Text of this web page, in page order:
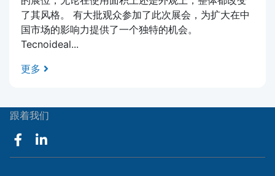
了其风格。 有大批观众参加了此次展会，为扩大在中
国市场的影响力提供了一个独特的机会。
Tecnoideal...
更多
跟着我们